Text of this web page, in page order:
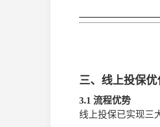
三、线上投保
3.1 流程优势
线上投保已实现三